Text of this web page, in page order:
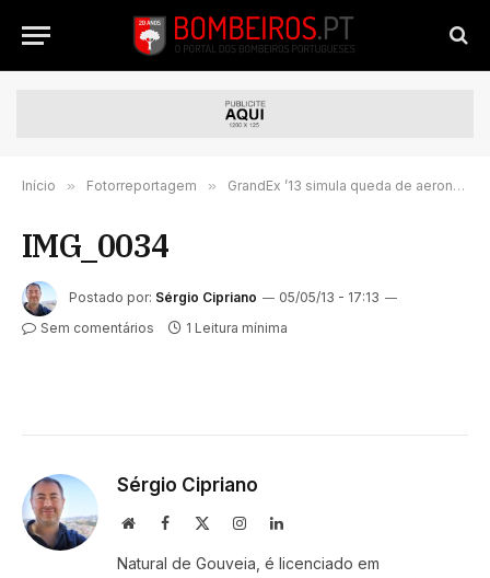
Início » Fotorreportagem » GrandEx ’13 simula queda de aeronave na Marinha Grande
IMG_0034
Postado por: Sérgio Cipriano
05/05/13 - 17:13
Sem comentários
1 Leitura mínima
Sérgio Cipriano
WebsiteFacebook InstagramLinkedIn
Natural de Gouveia, é licenciado em